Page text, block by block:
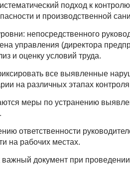
подход к
и производственной
непосредственного
управления (директора
и оценку условий труда.
все выявленные
на различных этапах
меры по устранению
ответственности
на рабочих местах.
важный документ при